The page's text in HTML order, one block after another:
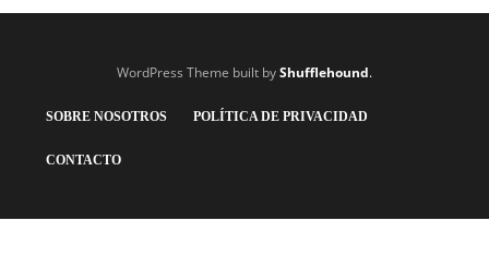
WordPress Theme built byShufflehound.
SOBRE NOSOTROS POLÍTICA DE PRIVACIDAD
CONTACTO